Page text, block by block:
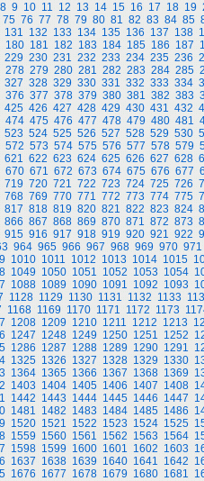
8 9 10 11 12 13 14 15 16 17 18 19
75 76 77 78 79 80 81 82 83 84 85
131 132 133 134 135 136 137 138
180 181 182 183 184 185 186 187
229 230 231 232 233 234 235 236
278 279 280 281 282 283 284 285
327 328 329 330 331 332 333 334
376 377 378 379 380 381 382 383
425 426 427 428 429 430 431 432
474 475 476 477 478 479 480 481
523 524 525 526 527 528 529 530
572 573 574 575 576 577 578 579
621 622 623 624 625 626 627 628
670 671 672 673 674 675 676 677
719 720 721 722 723 724 725 726
768 769 770 771 772 773 774 775
817 818 819 820 821 822 823 824
866 867 868 869 870 871 872 873
915 916 917 918 919 920 921 922
964 965 966 967 968 969 970 971
1010 1011 1012 1013 1014 1015
1049 1050 1051 1052 1053 1054
1088 1089 1090 1091 1092 1093
1128 1129 1130 1131 1132 1133
1168 1169 1170 1171 1172 1173
1208 1209 1210 1211 1212 1213
1247 1248 1249 1250 1251 1252
1286 1287 1288 1289 1290 1291
1325 1326 1327 1328 1329 1330
1364 1365 1366 1367 1368 1369
1403 1404 1405 1406 1407 1408
1442 1443 1444 1445 1446 1447
1481 1482 1483 1484 1485 1486
1520 1521 1522 1523 1524 1525
1559 1560 1561 1562 1563 1564
1598 1599 1600 1601 1602 1603
1637 1638 1639 1640 1641 1642
1676 1677 1678 1679 1680 1681